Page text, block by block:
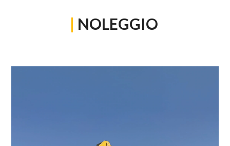
| NOLEGGIO